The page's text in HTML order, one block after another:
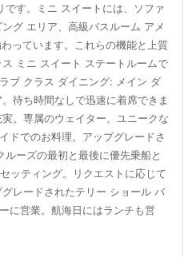
です。ミニ スイートには、ソファ
グ エリア、高級バスルーム アメ
っています。これらの機能と上質
ミニ スイート ステートルームで
ブ クラス ダイニング: メイン ダ
待ち時間なしで迅速に着席できま
。専属のウェイター。ユニークな
ドでのお料理。アップグレードさ
ーズの最初と最後に優先乗船と
ッティング。リクエストに応じて
レードされたテリー ショール バ
に営業。航海日にはランチも営